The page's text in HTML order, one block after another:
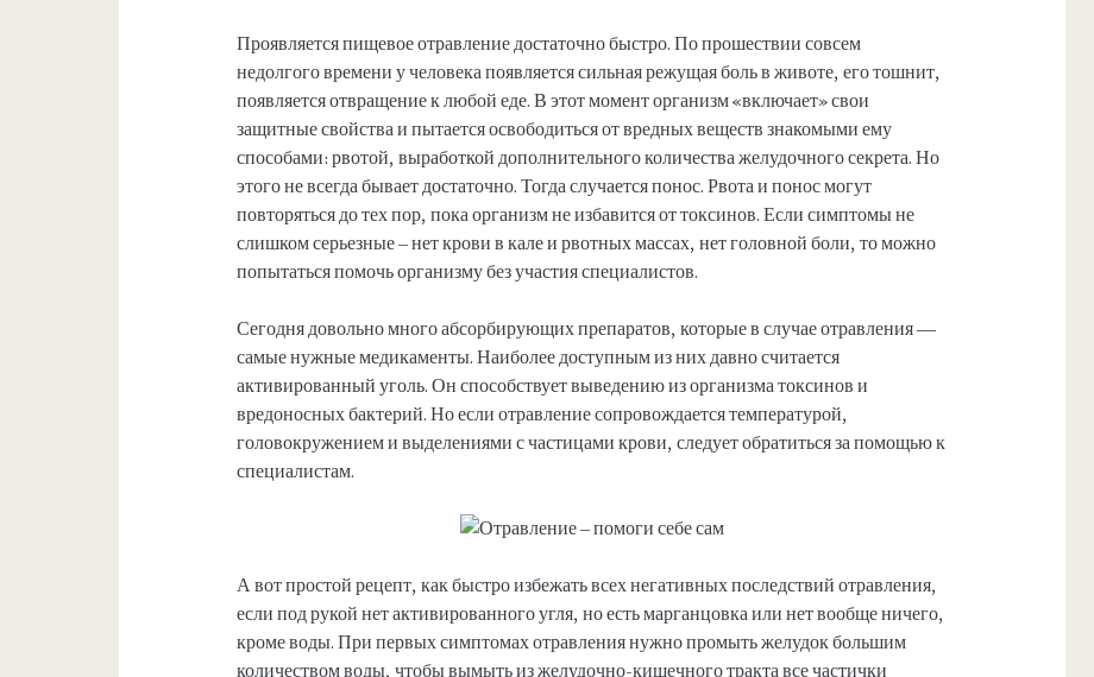
Проявляется пищевое отравление достаточно быстро. По прошествии совсем
недолгого времени у человека появляется сильная режущая боль в животе, его тошнит,
появляется отвращение к любой еде. В этот момент организм «включает» свои
защитные свойства и пытается освободиться от вредных веществ знакомыми ему
способами: рвотой, выработкой дополнительного количества желудочного секрета. Но
этого не всегда бывает достаточно. Тогда случается понос. Рвота и понос могут
повторяться до тех пор, пока организм не избавится от токсинов. Если симптомы не
слишком серьезные – нет крови в кале и рвотных массах, нет головной боли, то можно
попытаться помочь организму без участия специалистов.
Сегодня довольно много абсорбирующих препаратов, которые в случае отравления —
самые нужные медикаменты. Наиболее доступным из них давно считается
активированный уголь. Он способствует выведению из организма токсинов и
вредоносных бактерий. Но если отравление сопровождается температурой,
головокружением и выделениями с частицами крови, следует обратиться за помощью к
специалистам.
А вот простой рецепт, как быстро избежать всех негативных последствий отравления,
если под рукой нет активированного угля, но есть марганцовка или нет вообще ничего,
кроме воды. При первых симптомах отравления нужно промыть желудок большим
количеством воды, чтобы вымыть из желудочно-кишечного тракта все частички